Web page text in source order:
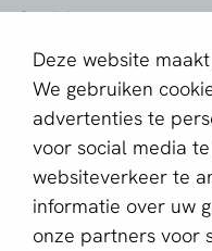
Deze website
We gebruiken
advertenties te
voor social media
websiteverkeer te
informatie over uw
onze partners voor
Ontdek
Vergelijk
Betaalproviders
Betaalmethoden
Markten
Kenniscentrum